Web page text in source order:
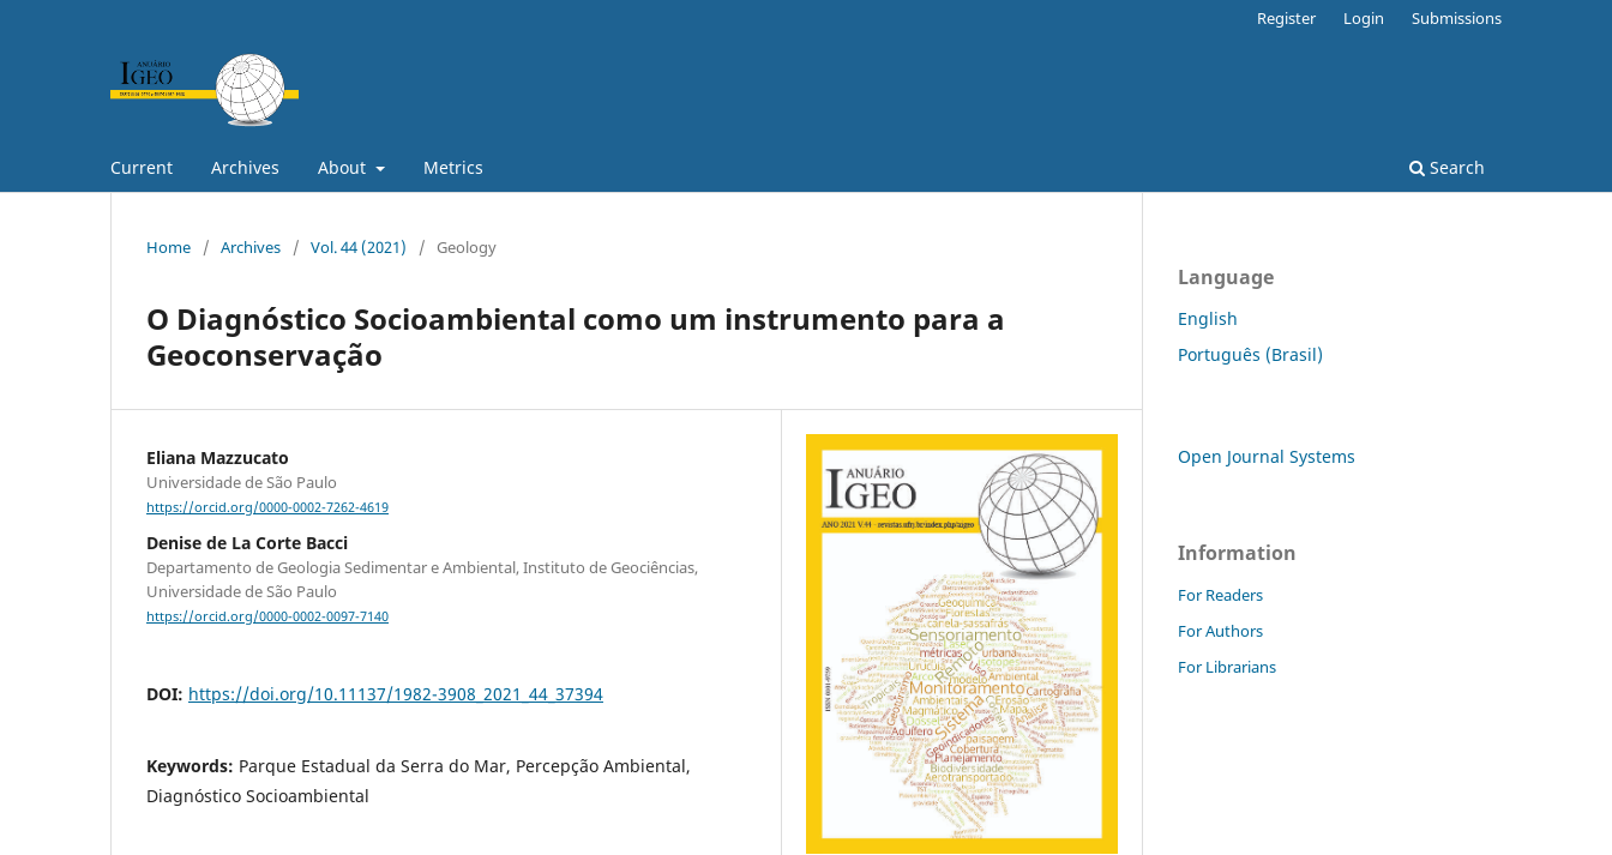
Current Archives About Metrics Search
Register Login Submissions
Home / Archives / Vol. 44 (2021) / Geology
O Diagnóstico Socioambiental como um instrumento para a
Geoconservação
Eliana Mazzucato
Universidade de São Paulo
https://orcid.org/0000-0002-7262-4619
Denise de La Corte Bacci
Departamento de Geologia Sedimentar e Ambiental, Instituto de Geociências,
Universidade de São Paulo
https://orcid.org/0000-0002-0097-7140
DOI: https://doi.org/10.11137/1982-3908_2021_44_37394
Keywords: Parque Estadual da Serra do Mar, Percepção Ambiental,
Diagnóstico Socioambiental
Language
English
Português (Brasil)
Open Journal Systems
Information
For Readers
For Authors
For Librarians